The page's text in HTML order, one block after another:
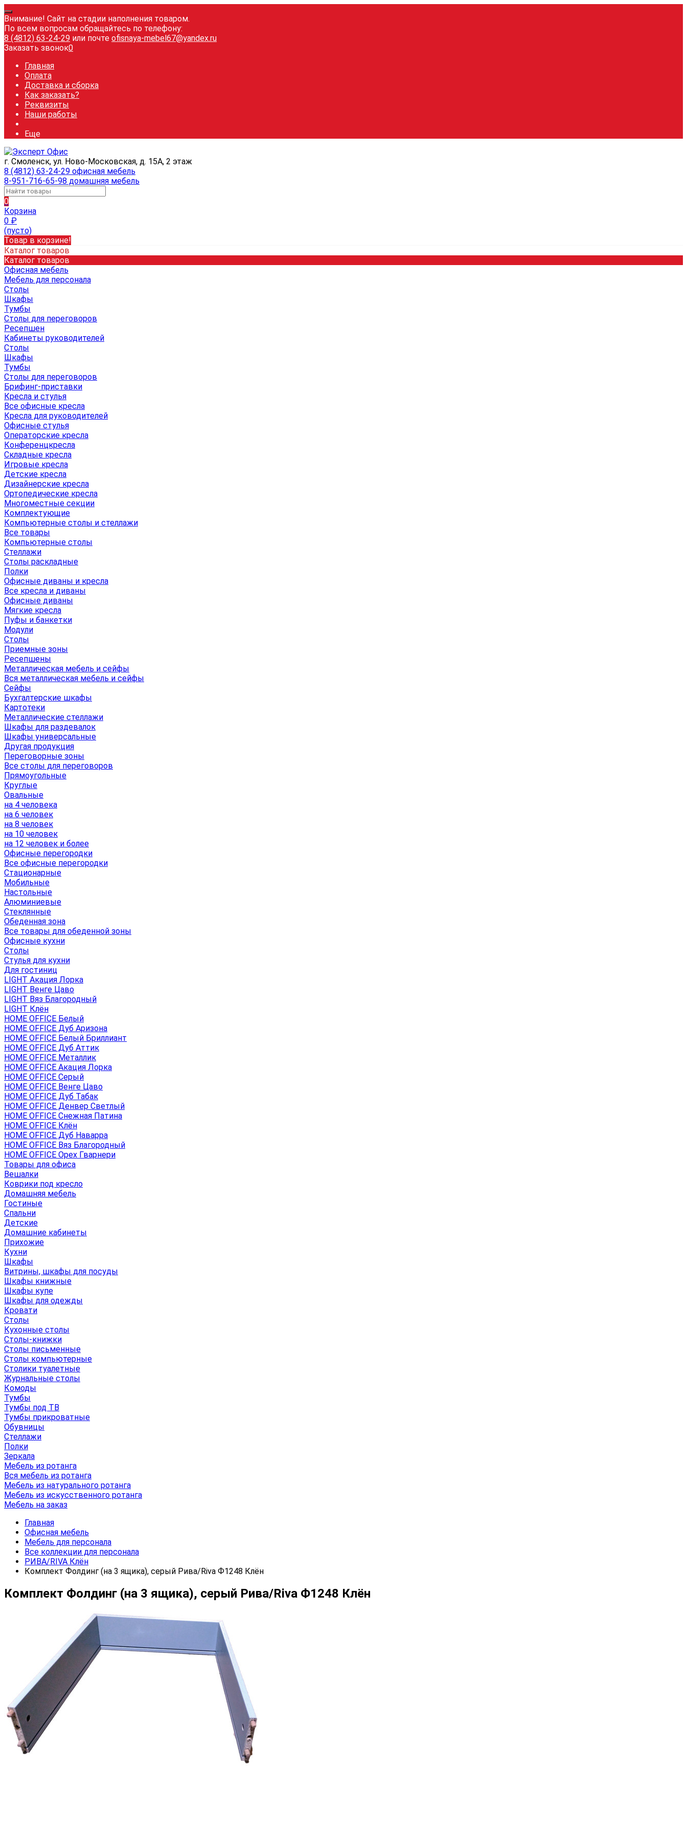
Внимание! Сайт на стадии наполнения товаром.
По всем вопросам обращайтесь по телефону:
8 (4812) 63-24-29 или почте ofisnaya-mebel67@yandex.ru
Заказать звонок0
Главная
Оплата
Доставка и сборка
Как заказать?
Реквизиты
Наши работы
Еще
г. Смоленск, ул. Ново-Московская, д. 15А, 2 этаж
8 (4812) 63-24-29 офисная мебель
8-951-716-65-98 домашняя мебель
0
Корзина
0 ₽
(пусто)
Товар в корзине!
Каталог товаров
Каталог товаров
Офисная мебель
Мебель для персонала
Столы
Шкафы
Тумбы
Столы для переговоров
Ресепшен
Кабинеты руководителей
Столы
Шкафы
Тумбы
Столы для переговоров
Брифинг-приставки
Кресла и стулья
Все офисные кресла
Кресла для руководителей
Офисные стулья
Операторские кресла
Конференцкресла
Складные кресла
Игровые кресла
Детские кресла
Дизайнерские кресла
Ортопедические кресла
Многоместные секции
Комплектующие
Компьютерные столы и стеллажи
Все товары
Компьютерные столы
Стеллажи
Столы раскладные
Полки
Офисные диваны и кресла
Все кресла и диваны
Офисные диваны
Мягкие кресла
Пуфы и банкетки
Модули
Столы
Приемные зоны
Ресепшены
Металлическая мебель и сейфы
Вся металлическая мебель и сейфы
Сейфы
Бухгалтерские шкафы
Картотеки
Металлические стеллажи
Шкафы для раздевалок
Шкафы универсальные
Другая продукция
Переговорные зоны
Все столы для переговоров
Прямоугольные
Круглые
Овальные
на 4 человека
на 6 человек
на 8 человек
на 10 человек
на 12 человек и более
Офисные перегородки
Все офисные перегородки
Стационарные
Мобильные
Настольные
Алюминиевые
Стеклянные
Обеденная зона
Все товары для обеденной зоны
Офисные кухни
Столы
Стулья для кухни
Для гостиниц
LIGHT Акация Лорка
LIGHT Венге Цаво
LIGHT Вяз Благородный
LIGHT Клён
HOME OFFICE Белый
HOME OFFICE Дуб Аризона
HOME OFFICE Белый Бриллиант
HOME OFFICE Дуб Аттик
HOME OFFICE Металлик
HOME OFFICE Акация Лорка
HOME OFFICE Серый
HOME OFFICE Венге Цаво
HOME OFFICE Дуб Табак
HOME OFFICE Денвер Светлый
HOME OFFICE Снежная Патина
HOME OFFICE Клён
HOME OFFICE Дуб Наварра
HOME OFFICE Вяз Благородный
HOME OFFICE Орех Гварнери
Товары для офиса
Вешалки
Коврики под кресло
Домашняя мебель
Гостиные
Спальни
Детские
Домашние кабинеты
Прихожие
Кухни
Шкафы
Витрины, шкафы для посуды
Шкафы книжные
Шкафы купе
Шкафы для одежды
Кровати
Столы
Кухонные столы
Столы-книжки
Столы письменные
Столы компьютерные
Столики туалетные
Журнальные столы
Комоды
Тумбы
Тумбы под ТВ
Тумбы прикроватные
Обувницы
Стеллажи
Полки
Зеркала
Мебель из ротанга
Вся мебель из ротанга
Мебель из натурального ротанга
Мебель из искусственного ротанга
Мебель на заказ
Главная
Офисная мебель
Мебель для персонала
Все коллекции для персонала
РИВА/RIVA Клён
Комплект Фолдинг (на 3 ящика), серый Рива/Riva Ф1248 Клён
Комплект Фолдинг (на 3 ящика), серый Рива/Riva Ф1248 Клён